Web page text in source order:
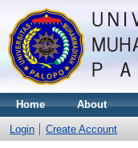
Home About
Login Create Account